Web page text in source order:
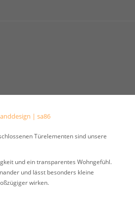
| sa86
Türelementen sind unsere
und ein transparentes Wohngefühl.
und lässt besonders kleine
wirken.